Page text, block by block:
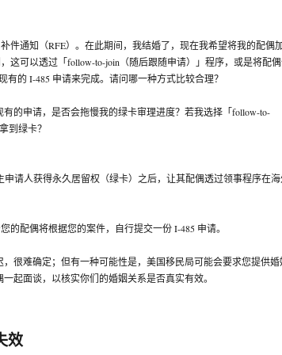
件通知（RFE）。在此期间，我结婚了，现在我希望将我的配偶
这可以透过「follow-to-join（随后跟随申请）」程序，或是将配
有的 I-485 申请来完成。请问哪一种方式比较合理？
的申请，是否会拖慢我的绿卡审理进度？若我选择「follow-to-
到绿卡？
申请人获得永久居留权（绿卡）之后，让其配偶透过领事程序在
的配偶将根据您的案件，自行提交一份 I-485 申请。
很难确定；但有一种可能性是，美国移民局可能会要求您提供婚
起面谈，以核实你们的婚姻关系是否真实有效。
效